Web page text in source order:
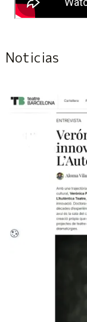
Noticias